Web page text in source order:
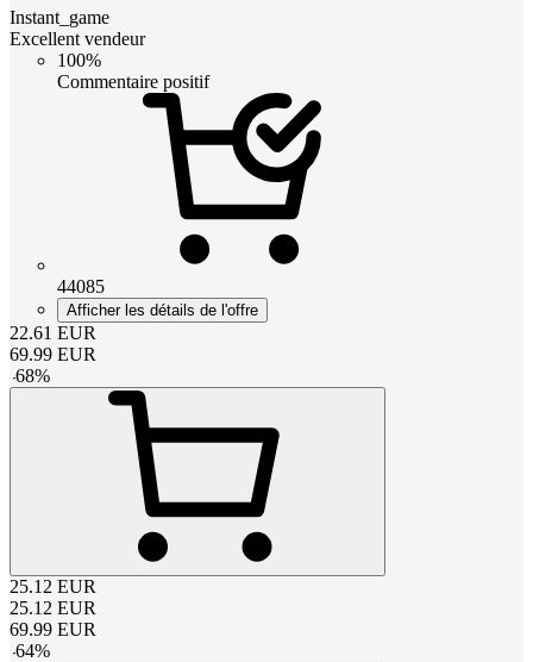
Instant_game
Excellent vendeur
100%
Commentaire positif
44085
Afficher les détails de l'offre
22.61 EUR
69.99 EUR
-68%
25.12 EUR
25.12 EUR
69.99 EUR
-64%